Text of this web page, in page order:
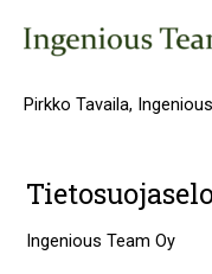
Pirkko Tavaila,
Ingenious Team Oy